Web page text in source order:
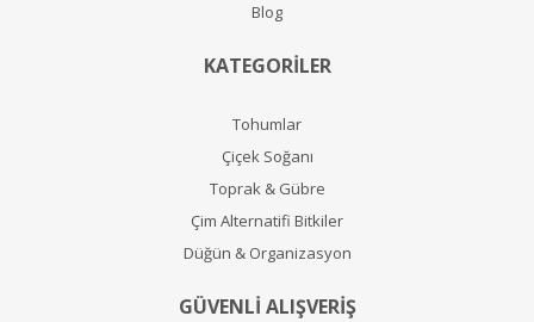
Blog
KATEGORİLER
Tohumlar
Çiçek Soğanı
Toprak & Gübre
Çim Alternatifi Bitkiler
Düğün & Organizasyon
GÜVENLİ ALIŞVERİŞ